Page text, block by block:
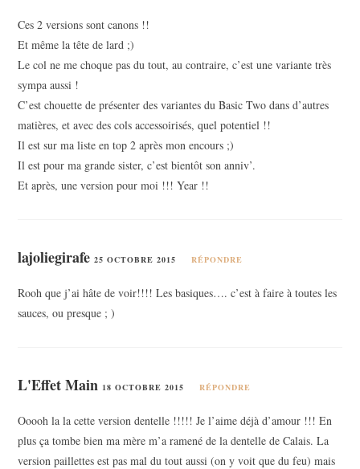
Ces 2 versions sont canons !!
Et même la tête de lard ;)
Le col ne me choque pas du tout, au contraire, c’est une variante très
sympa aussi !
C’est chouette de présenter des variantes du Basic Two dans d’autres
matières, et avec des cols accessoirisés, quel potentiel !!
Il est sur ma liste en top 2 après mon encours ;)
Il est pour ma grande sister, c’est bientôt son anniv’.
Et après, une version pour moi !!! Year !!
lajoliegirafe 25 OCTOBRE 2015 RÉPONDRE
Rooh que j’ai hâte de voir!!!! Les basiques…. c’est à faire à toutes les
sauces, ou presque ; )
L'Effet Main 18 OCTOBRE 2015 RÉPONDRE
Ooooh la la cette version dentelle !!!!! Je l’aime déjà d’amour !!! En
plus ça tombe bien ma mère m’a ramené de la dentelle de Calais. La
version paillettes est pas mal du tout aussi (on y voit que du feu) mais